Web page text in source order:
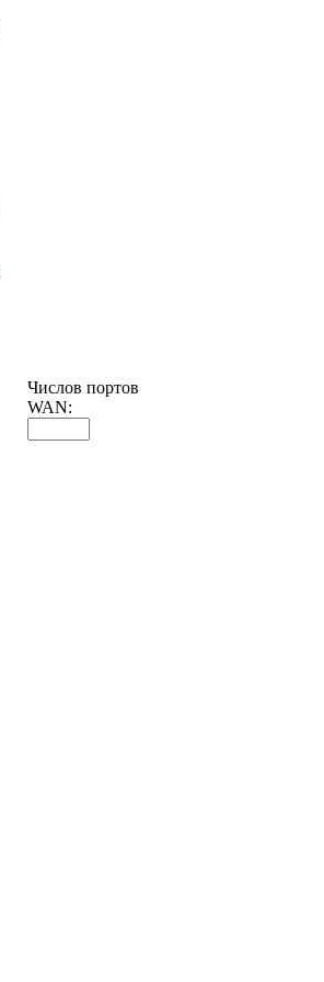
Числов портов
WAN: